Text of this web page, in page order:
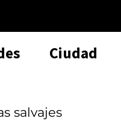
Ciudad
salvajes